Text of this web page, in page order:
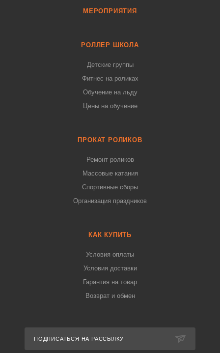
МЕРОПРИЯТИЯ
РОЛЛЕР ШКОЛА
Детские группы
Фитнес на роликах
Обучение на льду
Цены на обучение
ПРОКАТ РОЛИКОВ
Ремонт роликов
Массовые катания
Спортивные сборы
Организация праздников
КАК КУПИТЬ
Условия оплаты
Условия доставки
Гарантия на товар
Возврат и обмен
ПОДПИСАТЬСЯ НА РАССЫЛКУ